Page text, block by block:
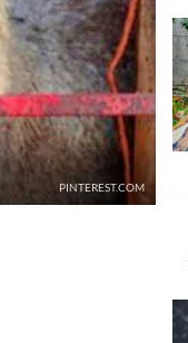
PINTEREST.COM